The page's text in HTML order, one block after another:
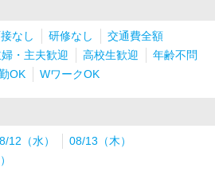
なし 研修なし
交通費全額
婦・主夫歓迎 高校生歓迎
年齢不問
OK WワークOK
12（水）
08/13（木）